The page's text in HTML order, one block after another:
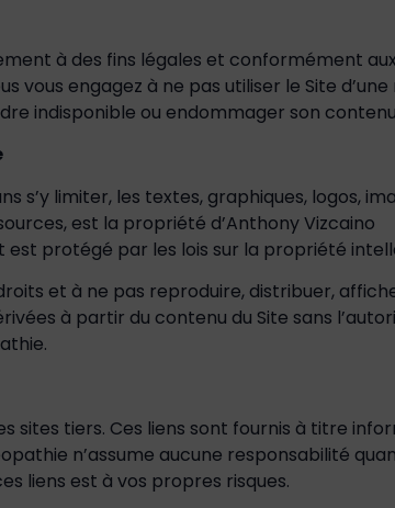
à des fins légales et conformément aux
vous engagez à ne pas utiliser le Site
indisponible ou endommager son
s’y limiter, les textes, graphiques, logos,
est la propriété d’Anthony Vizcaino
protégé par les lois sur la propriété
et à ne pas reproduire, distribuer,
à partir du contenu du Site sans
sites tiers. Ces liens sont fournis à titre
n’assume aucune responsabilité
liens est à vos propres risques.